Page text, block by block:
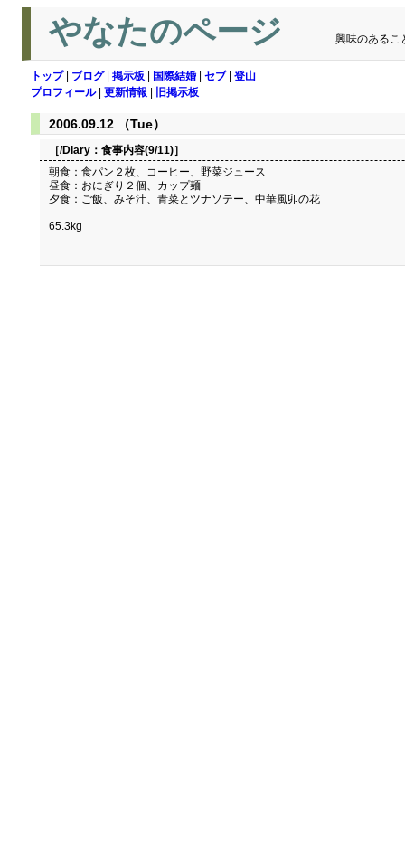
やなたのページ 興味のあるこ
トップ| ブログ| 掲示板 国際結婚 セブ| 登山
プロフィール| 更新情報 旧掲示板
2006.09.12 （Tue）
［/Diary： 食事内容(9/11)］
朝食：食パン２枚、コーヒー、野菜ジュース
昼食：おにぎり２個、カップ麺
夕食：ご飯、みそ汁、青菜とツナソテー、中華風卯の花
65.3kg